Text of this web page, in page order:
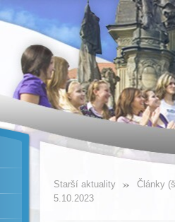
Starší aktuality
Články
5.10.2023